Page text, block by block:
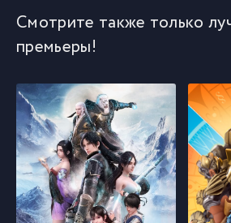
Смотрите также только
премьеры!